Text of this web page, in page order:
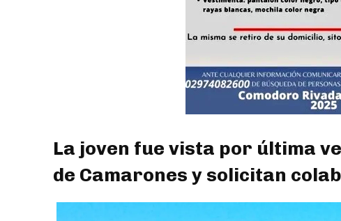
La joven fue vista por última
de Camarones y solicitan